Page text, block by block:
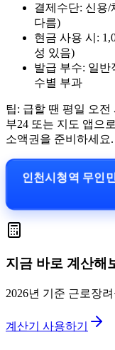
결제수단: 신용/
다름)
현금 사용 시:
성 있음)
발급 부수: 일반
수별 부과
팁: 급할 땐 평일 오
부24 또는 지도 앱으
소액권을 준비하세요.
인천시청역 무인
지금 바로 계산해
2026년 기준 근로장
계산기 사용하기